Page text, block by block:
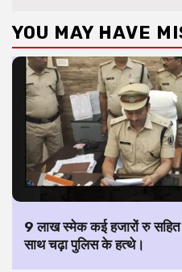
YOU MAY HAVE
9 लाख स्मेक कई हजारों रु सहित
साथ चढ़ा पुलिस के हत्थे।